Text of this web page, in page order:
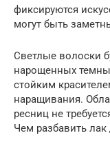
фиксируются
могут быть
Светлые волоски
нарощенных
стойким
наращивания.
ресниц не
Чем разбавить лак